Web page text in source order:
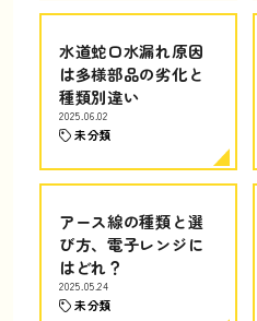
水道蛇口水漏れ原因
は多様部品の劣化と
種類別違い
2025.06.02
未分類
アース線の種類と選
び方、電子レンジに
はどれ？
2025.05.24
未分類